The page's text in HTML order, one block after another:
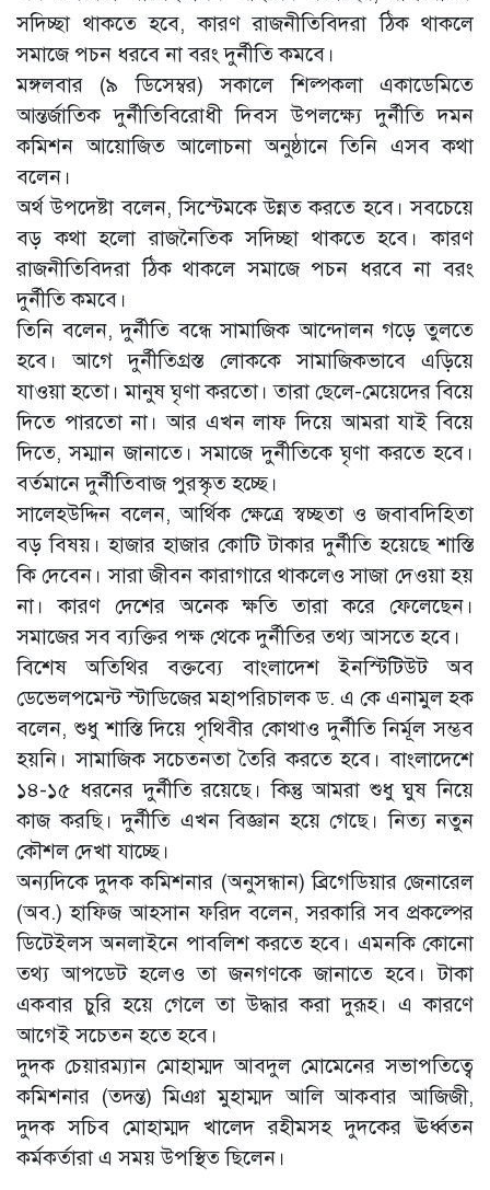
সদিচ্ছা থাকতে হবে, কারণ রাজনীতিবিদরা ঠিক থাকলে
সমাজে পচন ধরবে না বরং দুর্নীতি কমবে।
মঙ্গলবার (৯ ডিসেম্বর) সকালে শিল্পকলা একাডেমিতে
আন্তর্জাতিক দুর্নীতিবিরোধী দিবস উপলক্ষ্যে দুর্নীতি দমন
কমিশন আয়োজিত আলোচনা অনুষ্ঠানে তিনি এসব কথা
বলেন।
অর্থ উপদেষ্টা বলেন, সিস্টেমকে উন্নত করতে হবে। সবচেয়ে
বড় কথা হলো রাজনৈতিক সদিচ্ছা থাকতে হবে। কারণ
রাজনীতিবিদরা ঠিক থাকলে সমাজে পচন ধরবে না বরং
দুর্নীতি কমবে।
তিনি বলেন, দুর্নীতি বন্ধে সামাজিক আন্দোলন গড়ে তুলতে
হবে। আগে দুর্নীতিগ্রস্ত লোককে সামাজিকভাবে এড়িয়ে
যাওয়া হতো। মানুষ ঘৃণা করতো। তারা ছেলে-মেয়েদের বিয়ে
দিতে পারতো না। আর এখন লাফ দিয়ে আমরা যাই বিয়ে
দিতে, সম্মান জানাতে। সমাজে দুর্নীতিকে ঘৃণা করতে হবে।
বর্তমানে দুর্নীতিবাজ পুরস্কৃত হচ্ছে।
সালেহউদ্দিন বলেন, আর্থিক ক্ষেত্রে স্বচ্ছতা ও জবাবদিহিতা
বড় বিষয়। হাজার হাজার কোটি টাকার দুর্নীতি হয়েছে শাস্তি
কি দেবেন। সারা জীবন কারাগারে থাকলেও সাজা দেওয়া হয়
না। কারণ দেশের অনেক ক্ষতি তারা করে ফেলেছেন।
সমাজের সব ব্যক্তির পক্ষ থেকে দুর্নীতির তথ্য আসতে হবে।
বিশেষ অতিথির বক্তব্যে বাংলাদেশ ইনস্টিটিউট অব
ডেভেলপমেন্ট স্টাডিজের মহাপরিচালক ড. এ কে এনামুল হক
বলেন, শুধু শাস্তি দিয়ে পৃথিবীর কোথাও দুর্নীতি নির্মূল সম্ভব
হয়নি। সামাজিক সচেতনতা তৈরি করতে হবে। বাংলাদেশে
১৪-১৫ ধরনের দুর্নীতি রয়েছে। কিন্তু আমরা শুধু ঘুষ নিয়ে
কাজ করছি। দুর্নীতি এখন বিজ্ঞান হয়ে গেছে। নিত্য নতুন
কৌশল দেখা যাচ্ছে।
অন্যদিকে দুদক কমিশনার (অনুসন্ধান) ব্রিগেডিয়ার জেনারেল
(অব.) হাফিজ আহসান ফরিদ বলেন, সরকারি সব প্রকল্পের
ডিটেইলস অনলাইনে পাবলিশ করতে হবে। এমনকি কোনো
তথ্য আপডেট হলেও তা জনগণকে জানাতে হবে। টাকা
একবার চুরি হয়ে গেলে তা উদ্ধার করা দুরূহ। এ কারণে
আগেই সচেতন হতে হবে।
দুদক চেয়ারম্যান মোহাম্মদ আবদুল মোমেনের সভাপতিত্বে
কমিশনার (তদন্ত) মিঞা মুহাম্মদ আলি আকবার আজিজী,
দুদক সচিব মোহাম্মদ খালেদ রহীমসহ দুদকের ঊর্ধ্বতন
কর্মকর্তারা এ সময় উপস্থিত ছিলেন।